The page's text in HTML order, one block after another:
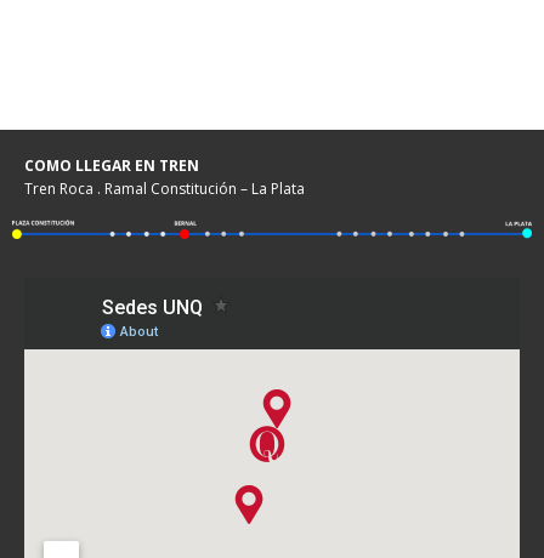
COMO LLEGAR EN TREN
Tren Roca . Ramal Constitución – La Plata